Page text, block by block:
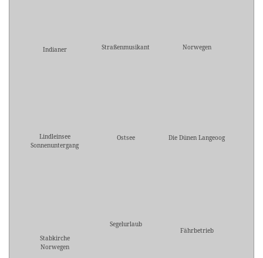
Indianer Straßenmusikant Norwegen
Lindleinsee
Sonnenuntergang
Ostsee Die Dünen Langeoog
Stabkirche
Norwegen
Segelurlaub
Fährbetrieb